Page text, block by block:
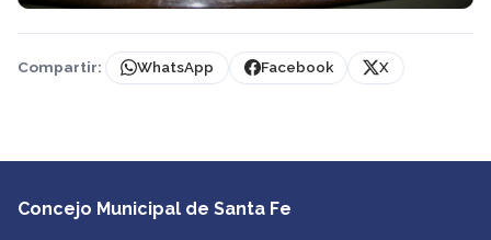
Compartir: WhatsApp Facebook X
Concejo Municipal de Santa Fe